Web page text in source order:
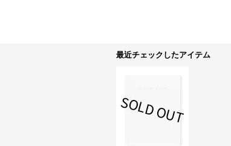
最近チェックしたアイテム